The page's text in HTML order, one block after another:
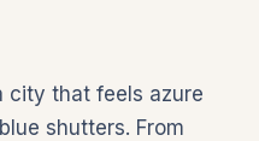
that feels azure
shutters. From